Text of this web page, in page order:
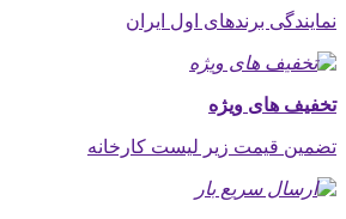
نمایندگی برندهای اول ایران
تخفیف های ویژه
تضمین قیمت زیر لیست کارخانه